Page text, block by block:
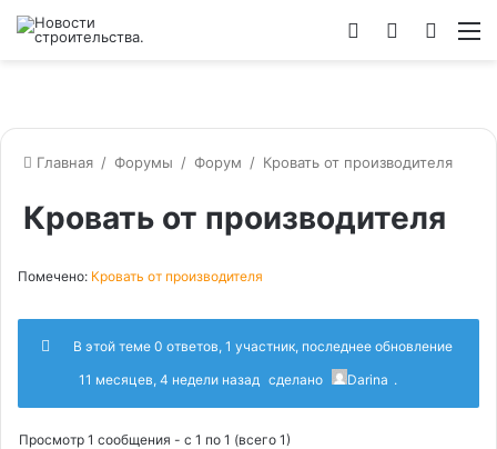
Switch
Войти
Главная / Форумы / Форум / Кровать от производителя
Кровать от производителя
Помечено: Кровать от производителя
В этой теме 0 ответов, 1 участник, последнее обновление
11 месяцев, 4 недели назад сделано Darina .
Просмотр 1 сообщения - с 1 по 1 (всего 1)